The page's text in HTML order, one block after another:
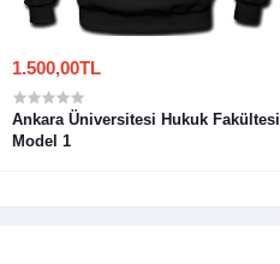
1.500,00TL
Ankara Üniversitesi Hukuk Fakültesi
Model 1